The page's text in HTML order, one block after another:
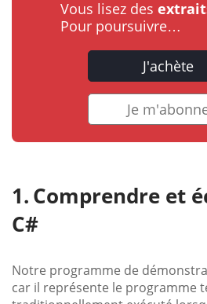
Vous lisez des
Pour poursuivre…
J'achète
Je
Comprendre et
C#
Notre programme de
car il représente le programme